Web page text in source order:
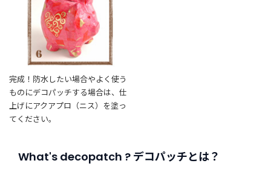
完成！防水したい場合やよく使う
ものにデコパッチする場合は、仕
上げにアクアプロ（ニス）を塗っ
てください。
What's decopatch ? デコパッチとは？